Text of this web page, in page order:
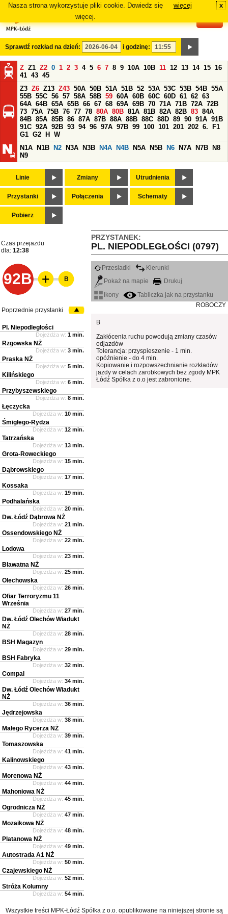
Nasza strona wykorzystuje pliki cookie. Dowiedz się
więcej.
więcej x
Sprawdź rozkład na dzień: i godzinę:
Z Z1 Z2 0 1 2 3 4 5 6 7 8 9 10A 10B 11 12 13 14 15 16
41 43 45
Z3 Z6 Z13 Z43 50A 50B 51A 51B 52 53A 53C 53B 54B 55A
55B 55C 56 57 58A 58B 59 60A 60B 60C 60D 61 62 63
64A 64B 65A 65B 66 67 68 69A 69B 70 71A 71B 72A 72B
73 75A 75B 76 77 78 80A 80B 81A 81B 82A 82B 83 84A
84B 85A 85B 86 87A 87B 88A 88B 88C 88D 89 90 91A 91B
91C 92A 92B 93 94 96 97A 97B 99 100 101 201 202 6.
F1
G1 G2 H
W
N1A
N1B N2 N3A N3B N4A N4B N5A N5B N6 N7A N7B
N8
N9
Linie Zmiany Utrudnienia
Przystanki Połączenia Schematy
Pobierz
PRZYSTANEK:
PL. NIEPODLEGŁOŚCI (0797)
Czas przejazdu
dla: 12:38
92B
Przesiadki
Kierunki
Pokaż na mapie
Drukuj
ikony
Tabliczka jak na przystanku
ROBOCZY
B
Zakłócenia ruchu powodują zmiany czasów
odjazdów
Tolerancja: przyspieszenie - 1 min.
opóźnienie - do 4 min.
Kopiowanie i rozpowszechnianie rozkładów
jazdy w celach zarobkowych bez zgody MPK
Łódź Spółka z o.o jest zabronione.
B
Poprzednie przystanki
Pl. Niepodległości
Dojeżdża w: 1 min.
Rzgowska NŻ
Dojeżdża w: 3 min.
Praska NŻ
Dojeżdża w: 5 min.
Kilińskiego
Dojeżdża w: 6 min.
Przybyszewskiego
Dojeżdża w: 8 min.
Łęczycka
Dojeżdża w: 10 min.
Śmigłego-Rydza
Dojeżdża w: 12 min.
Tatrzańska
Dojeżdża w: 13 min.
Grota-Roweckiego
Dojeżdża w: 15 min.
Dąbrowskiego
Dojeżdża w: 17 min.
Kossaka
Dojeżdża w: 19 min.
Podhalańska
Dojeżdża w: 20 min.
Dw. Łódź Dąbrowa NŻ
Dojeżdża w: 21 min.
Ossendowskiego NŻ
Dojeżdża w: 22 min.
Lodowa
Dojeżdża w: 23 min.
Bławatna NŻ
Dojeżdża w: 25 min.
Olechowska
Dojeżdża w: 26 min.
Ofiar Terroryzmu 11
Września
Dojeżdża w: 27 min.
Dw. Łódź Olechów Wiadukt
NŻ
Dojeżdża w: 28 min.
BSH Magazyn
Dojeżdża w: 29 min.
BSH Fabryka
Dojeżdża w: 32 min.
Compal
Dojeżdża w: 34 min.
Dw. Łódź Olechów Wiadukt
NŻ
Dojeżdża w: 36 min.
Jędrzejowska
Dojeżdża w: 38 min.
Małego Rycerza NŻ
Dojeżdża w: 39 min.
Tomaszowska
Dojeżdża w: 41 min.
Kalinowskiego
Dojeżdża w: 43 min.
Morenowa NŻ
Dojeżdża w: 44 min.
Mahoniowa NŻ
Dojeżdża w: 45 min.
Ogrodnicza NŻ
Dojeżdża w: 47 min.
Mozaikowa NŻ
Dojeżdża w: 48 min.
Platanowa NŻ
Dojeżdża w: 49 min.
Autostrada A1 NŻ
Dojeżdża w: 50 min.
Czajewskiego NŻ
Dojeżdża w: 52 min.
Stróża Kolumny
Dojeżdża w: 54 min.
Wszystkie treści MPK-Łódź Spółka z o.o. opublikowane na niniejszej stronie są